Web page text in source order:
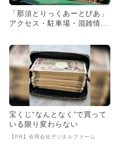
「那須とりっくあーとぴあ」
アクセス・駐車場・混雑情報
宝くじ“なんとなく”で買って
いる限り変わらない
【PR】合同会社デジタルファーム